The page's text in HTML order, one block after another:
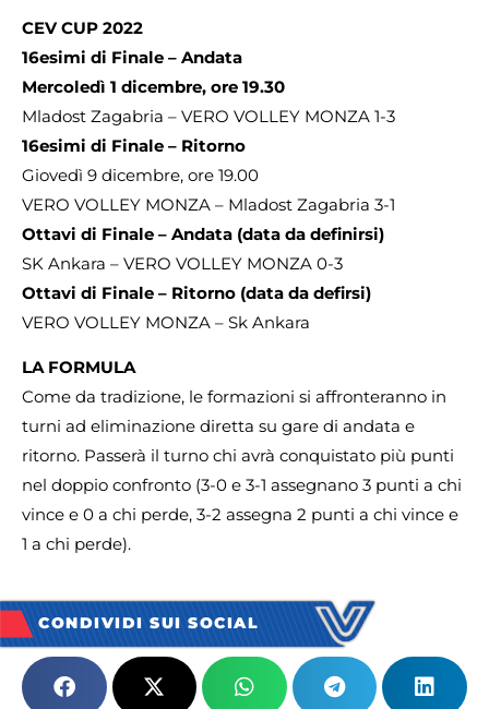
CEV CUP 2022
16esimi di Finale – Andata
Mercoledì 1 dicembre, ore 19.30
Mladost Zagabria – VERO VOLLEY MONZA 1-3
16esimi di Finale – Ritorno
Giovedì 9 dicembre, ore 19.00
VERO VOLLEY MONZA – Mladost Zagabria 3-1
Ottavi di Finale – Andata (data da definirsi)
SK Ankara – VERO VOLLEY MONZA 0-3
Ottavi di Finale – Ritorno (data da defirsi)
VERO VOLLEY MONZA – Sk Ankara
LA FORMULA
Come da tradizione, le formazioni si affronteranno in
turni ad eliminazione diretta su gare di andata e
ritorno. Passerà il turno chi avrà conquistato più punti
nel doppio confronto (3-0 e 3-1 assegnano 3 punti a chi
vince e 0 a chi perde, 3-2 assegna 2 punti a chi vince e
1 a chi perde).
CONDIVIDI SUI SOCIAL